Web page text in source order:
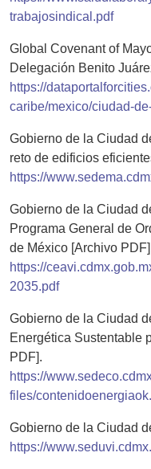
trabajosindical.pdf
Global Covenant of
Delegación Benito
https://
caribe/mexico/ciudad-
Gobierno de la Ciudad
reto de edificios
https://www.sedema.cdmx.gob.mx/storage/app/media/
Gobierno de la Ciudad
Programa General de
de México [Archivo
https://
2035.pdf
Gobierno de la Ciudad
Energética Sustentable
PDF].
https://
files/
Gobierno de la Ciudad
https://